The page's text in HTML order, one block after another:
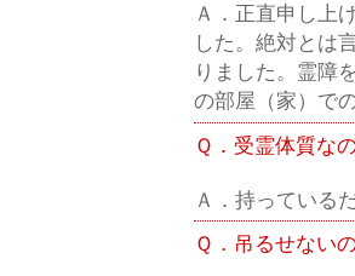
Ａ．正直申し上
した。絶対とは
りました。霊障
の部屋（家）で
Ｑ．受霊体質な
Ａ．持っている
Ｑ．吊るせない